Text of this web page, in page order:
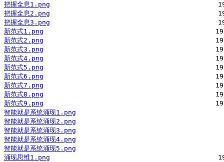
把握全息1.png
把握全息2.png
把握全息3.png
新范式1.png
新范式2.png
新范式3.png
新范式4.png
新范式5.png
新范式6.png
新范式7.png
新范式8.png
新范式9.png
智能就是系统涌现1.png
智能就是系统涌现2.png
智能就是系统涌现3.png
智能就是系统涌现4.png
智能就是系统涌现5.png
涌现思维1.png